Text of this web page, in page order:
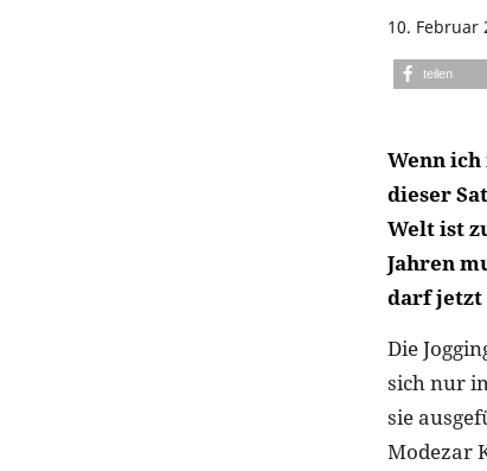
10. Februar
teilen
Wenn ich
dieser
Welt ist
Jahren
darf jetzt
Die
sich nur
sie
Modezar